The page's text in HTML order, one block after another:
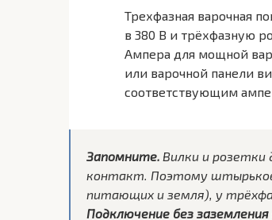
Трехфазная варочная
в 380 В и трёхфазную
Ампера для мощной
или варочной панели
соответствующим
Запомните. Вилки и
контакт. Поэтому
питающих и земля), у
Подключение без